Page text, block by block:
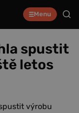
Menu
spustit
letos
výrobu